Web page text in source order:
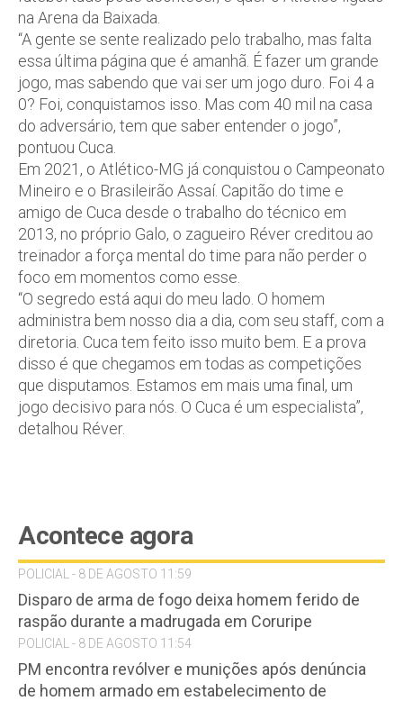
na Arena da Baixada.
“A gente se sente realizado pelo trabalho, mas falta
essa última página que é amanhã. É fazer um grande
jogo, mas sabendo que vai ser um jogo duro. Foi 4 a
0? Foi, conquistamos isso. Mas com 40 mil na casa
do adversário, tem que saber entender o jogo”,
pontuou Cuca.
Em 2021, o Atlético-MG já conquistou o Campeonato
Mineiro e o Brasileirão Assaí. Capitão do time e
amigo de Cuca desde o trabalho do técnico em
2013, no próprio Galo, o zagueiro Réver creditou ao
treinador a força mental do time para não perder o
foco em momentos como esse.
“O segredo está aqui do meu lado. O homem
administra bem nosso dia a dia, com seu staff, com a
diretoria. Cuca tem feito isso muito bem. E a prova
disso é que chegamos em todas as competições
que disputamos. Estamos em mais uma final, um
jogo decisivo para nós. O Cuca é um especialista”,
detalhou Réver.
Acontece agora
POLICIAL - 8 DE AGOSTO 11:59
Disparo de arma de fogo deixa homem ferido de
raspão durante a madrugada em Coruripe
POLICIAL - 8 DE AGOSTO 11:54
PM encontra revólver e munições após denúncia
de homem armado em estabelecimento de